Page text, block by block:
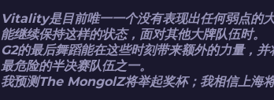
带上你的促销代码
带上你的促销代码
Vitality是目前唯一一个没有表现出任何弱点的
能继续保持这样的状态，面对其他大牌队伍时。
G2的最后舞蹈能在这些时刻带来额外的力量，
最危险的半决赛队伍之一。
我预测The MongolZ将举起奖杯；我相信上海将